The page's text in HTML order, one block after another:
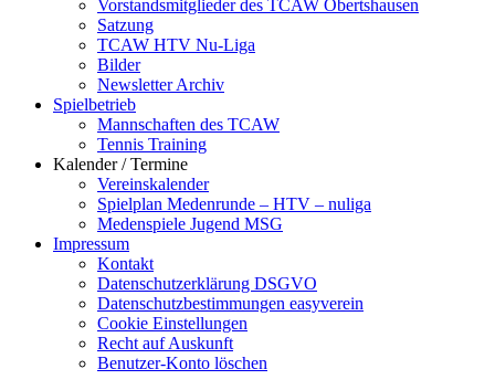
Vorstandsmitglieder des TCAW Obertshausen
Satzung
TCAW HTV Nu-Liga
Bilder
Newsletter Archiv
Spielbetrieb
Mannschaften des TCAW
Tennis Training
Kalender / Termine
Vereinskalender
Spielplan Medenrunde – HTV – nuliga
Medenspiele Jugend MSG
Impressum
Kontakt
Datenschutzerklärung DSGVO
Datenschutzbestimmungen easyverein
Cookie Einstellungen
Recht auf Auskunft
Benutzer-Konto löschen